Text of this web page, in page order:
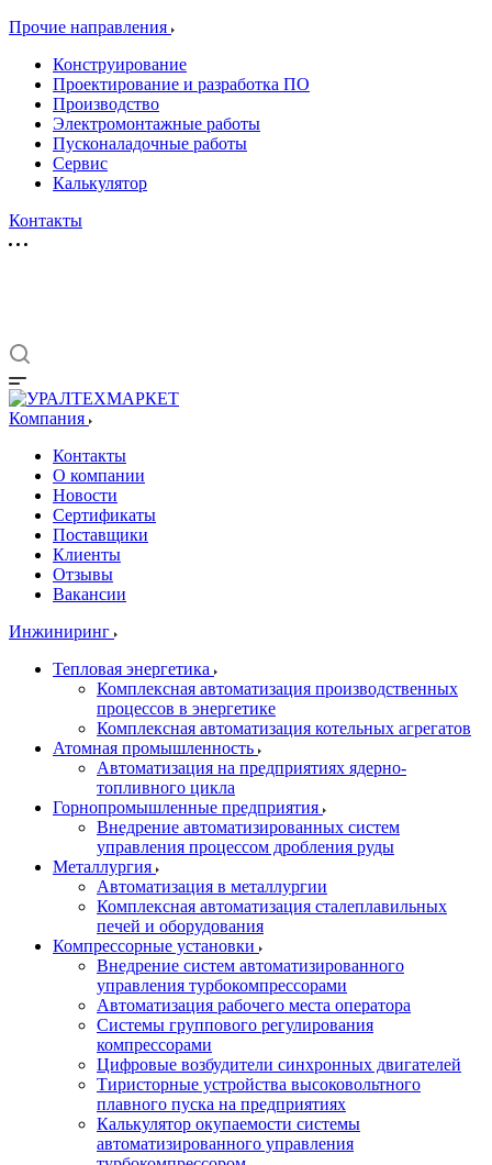
Прочие направления
Конструирование
Проектирование и разработка ПО
Производство
Электромонтажные работы
Пусконаладочные работы
Сервис
Калькулятор
Контакты
Компания
Контакты
О компании
Новости
Сертификаты
Поставщики
Клиенты
Отзывы
Вакансии
Инжиниринг
Тепловая энергетика
Комплексная автоматизация производственных
процессов в энергетике
Комплексная автоматизация котельных агрегатов
Атомная промышленность
Автоматизация на предприятиях ядерно-
топливного цикла
Горнопромышленные предприятия
Внедрение автоматизированных систем
управления процессом дробления руды
Металлургия
Автоматизация в металлургии
Комплексная автоматизация сталеплавильных
печей и оборудования
Компрессорные установки
Внедрение систем автоматизированного
управления турбокомпрессорами
Автоматизация рабочего места оператора
Системы группового регулирования
компрессорами
Цифровые возбудители синхронных двигателей
Тиристорные устройства высоковольтного
плавного пуска на предприятиях
Калькулятор окупаемости системы
автоматизированного управления